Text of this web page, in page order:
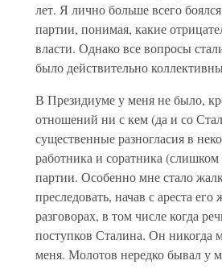
лет. Я лично больше всего
партии, понимая, какие
власти. Однако все вопросы
было действительно
В Президиуме у меня не было,
отношений ни с кем (да и со
существенные разногласия в
работника и соратника
партии. Особенно мне стало
преследовать, начав с ареста
разговорах, в том числе когда
поступков Сталина. Он никогда
меня. Молотов нередко бывал у